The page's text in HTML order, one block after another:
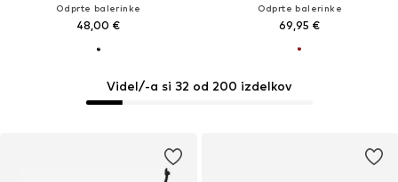
Odprte balerinke
48,00 €
Odprte balerinke
69,95 €
Videl/-a si 32 od 200 izdelkov